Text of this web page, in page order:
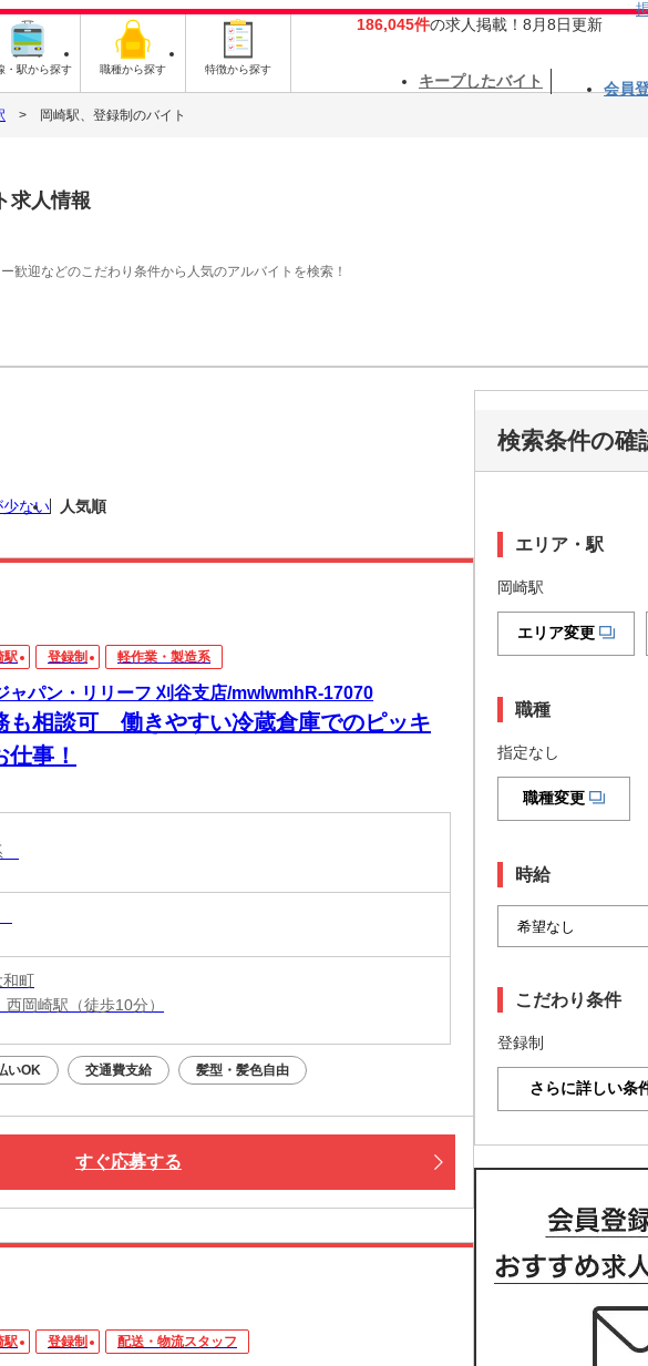
・駅から探す 職種から探す 特徴から探す
186,045件の求人掲載！8月8日更新
キープしたバイト 会員
岡崎駅、登録制のバイト
求人情報
歓迎などのこだわり条件から人気のアルバイトを検索！
ない 人気順
駅 登録制 軽作業・製造系
ャパン・リリーフ 刈谷支店/mwlwmhR-17070
も相談可 働きやすい冷蔵倉庫でのピッキ
仕事！
和町
岡崎駅（徒歩10分）
いOK 交通費支給 髪型・髪色自由
すぐ応募する
駅 登録制 配送・物流スタッフ
検索条件の確
エリア・駅
岡崎駅
エリア変更
職種
指定なし
職種変更
時給
こだわり条件
登録制
さらに詳しい条